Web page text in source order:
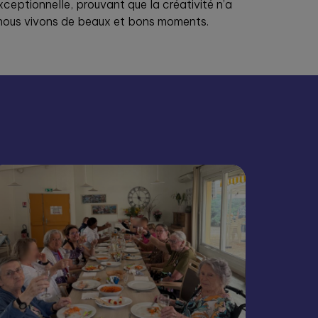
prouvant que la créativité n’a
vivons de beaux et bons moments.